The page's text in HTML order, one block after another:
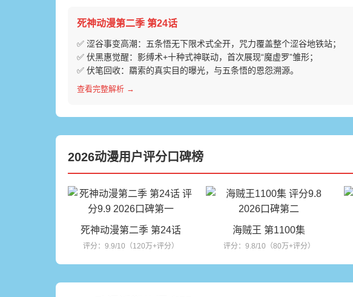
死神动漫第二季 第24话
✅ 涩谷事变高潮：五条悟无下限术式全开，咒力覆盖整个涩谷地铁站；
✅ 伏黑惠觉醒：影缚术+十种式神联动，首次展现“魔虚罗”雏形；
✅ 伏笔回收：羂索的真实目的曝光，与五条悟的恩怨溯源。
查看完整解析 →
2026动漫用户评分口碑榜
死神动漫第二季 第24话
评分：9.9/10（120万+评分）
海贼王 第1100集
评分：9.8/10（80万+评分）